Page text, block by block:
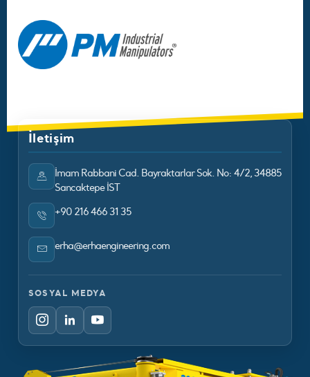
İletişim
İmam Rabbani Cad. Bayraktarlar Sok. No: 4/2, 34885
Sancaktepe İST
+90 216 466 31 35
erha@erhaengineering.com
SOSYAL MEDYA